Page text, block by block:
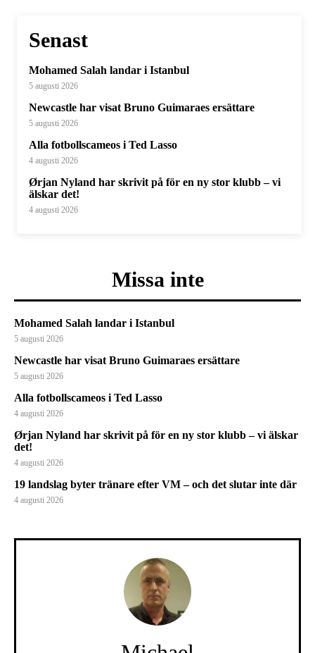
Senast
Mohamed Salah landar i Istanbul
5 augusti 2026
Newcastle har visat Bruno Guimaraes ersättare
5 augusti 2026
Alla fotbollscameos i Ted Lasso
4 augusti 2026
Ørjan Nyland har skrivit på för en ny stor klubb – vi
älskar det!
4 augusti 2026
Missa inte
Mohamed Salah landar i Istanbul
5 augusti 2026
Newcastle har visat Bruno Guimaraes ersättare
5 augusti 2026
Alla fotbollscameos i Ted Lasso
4 augusti 2026
Ørjan Nyland har skrivit på för en ny stor klubb – vi älskar
det!
4 augusti 2026
19 landslag byter tränare efter VM – och det slutar inte där
4 augusti 2026